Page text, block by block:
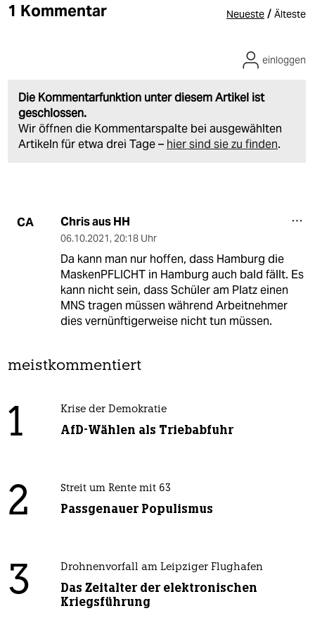
1 Kommentar Neueste / Älteste
Die Kommentarfunktion unter diesem Artikel ist
geschlossen.
Wir öffnen die Kommentarspalte bei ausgewählten
Artikeln für etwa drei Tage – hier sind sie zu finden.
einloggen
CA Chris aus HH
06.10.2021, 20:18 Uhr
Da kann man nur hoffen, dass Hamburg die
MaskenPFLICHT in Hamburg auch bald fällt. Es
kann nicht sein, dass Schüler am Platz einen
MNS tragen müssen während Arbeitnehmer
dies vernünftigerweise nicht tun müssen.
meistkommentiert
1 Krise der Demokratie
AfD-Wählen als Triebabfuhr
2 Streit um Rente mit 63
Passgenauer Populismus
3 Drohnenvorfall am Leipziger Flughafen
Das Zeitalter der elektronischen
Kriegsführung